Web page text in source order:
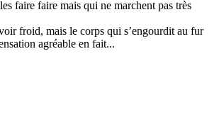
faire faire mais qui ne mar­chent pas très
froid, mais le corps qui s’engour­dit au fur
agréa­ble en fait...